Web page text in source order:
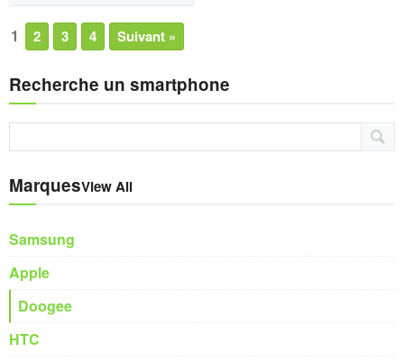
1 2 3 4 Suivant »
Recherche un smartphone
MarquesView All
Samsung
Apple
Doogee
HTC